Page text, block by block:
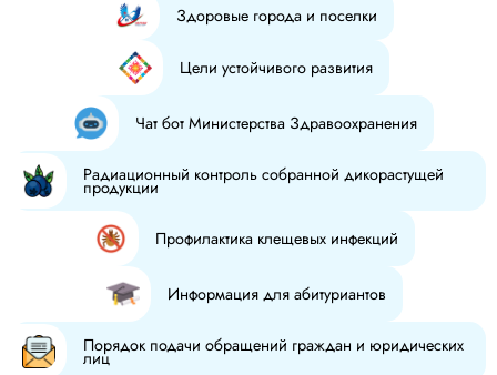
Здоровые города и поселки
Цели устойчивого развития
Чат бот Министерства Здравоохранения
Радиационный контроль собранной дикорастущей
продукции
Профилактика клещевых инфекций
Информация для абитуриантов
Порядок подачи обращений граждан и юридических
лиц